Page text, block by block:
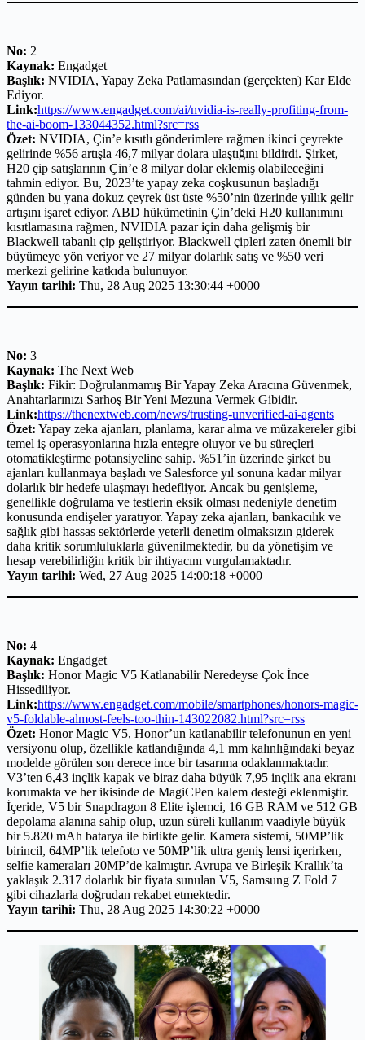
No: 2
Kaynak: Engadget
Başlık: NVIDIA, Yapay Zeka Patlamasından (gerçekten) Kar Elde
Ediyor.
Link:https://www.engadget.com/ai/nvidia-is-really-profiting-from-
the-ai-boom-133044352.html?src=rss
Özet: NVIDIA, Çin’e kısıtlı gönderimlere rağmen ikinci çeyrekte
gelirinde %56 artışla 46,7 milyar dolara ulaştığını bildirdi. Şirket,
H20 çip satışlarının Çin’e 8 milyar dolar eklemiş olabileceğini
tahmin ediyor. Bu, 2023’te yapay zeka coşkusunun başladığı
günden bu yana dokuz çeyrek üst üste %50’nin üzerinde yıllık gelir
artışını işaret ediyor. ABD hükümetinin Çin’deki H20 kullanımını
kısıtlamasına rağmen, NVIDIA pazar için daha gelişmiş bir
Blackwell tabanlı çip geliştiriyor. Blackwell çipleri zaten önemli bir
büyümeye yön veriyor ve 27 milyar dolarlık satış ve %50 veri
merkezi gelirine katkıda bulunuyor.
Yayın tarihi: Thu, 28 Aug 2025 13:30:44 +0000
No: 3
Kaynak: The Next Web
Başlık: Fikir: Doğrulanmamış Bir Yapay Zeka Aracına Güvenmek,
Anahtarlarınızı Sarhoş Bir Yeni Mezuna Vermek Gibidir.
Link:https://thenextweb.com/news/trusting-unverified-ai-agents
Özet: Yapay zeka ajanları, planlama, karar alma ve müzakereler gibi
temel iş operasyonlarına hızla entegre oluyor ve bu süreçleri
otomatikleştirme potansiyeline sahip. %51’in üzerinde şirket bu
ajanları kullanmaya başladı ve Salesforce yıl sonuna kadar milyar
dolarlık bir hedefe ulaşmayı hedefliyor. Ancak bu genişleme,
genellikle doğrulama ve testlerin eksik olması nedeniyle denetim
konusunda endişeler yaratıyor. Yapay zeka ajanları, bankacılık ve
sağlık gibi hassas sektörlerde yeterli denetim olmaksızın giderek
daha kritik sorumluluklarla güvenilmektedir, bu da yönetişim ve
hesap verebilirliğin kritik bir ihtiyacını vurgulamaktadır.
Yayın tarihi: Wed, 27 Aug 2025 14:00:18 +0000
No: 4
Kaynak: Engadget
Başlık: Honor Magic V5 Katlanabilir Neredeyse Çok İnce
Hissediliyor.
Link:https://www.engadget.com/mobile/smartphones/honors-magic-
v5-foldable-almost-feels-too-thin-143022082.html?src=rss
Özet: Honor Magic V5, Honor’un katlanabilir telefonunun en yeni
versiyonu olup, özellikle katlandığında 4,1 mm kalınlığındaki beyaz
modelde görülen son derece ince bir tasarıma odaklanmaktadır.
V3’ten 6,43 inçlik kapak ve biraz daha büyük 7,95 inçlik ana ekranı
korumakta ve her ikisinde de MagiCPen kalem desteği eklenmiştir.
İçeride, V5 bir Snapdragon 8 Elite işlemci, 16 GB RAM ve 512 GB
depolama alanına sahip olup, uzun süreli kullanım vaadiyle büyük
bir 5.820 mAh batarya ile birlikte gelir. Kamera sistemi, 50MP’lik
birincil, 64MP’lik telefoto ve 50MP’lik ultra geniş lensi içerirken,
selfie kameraları 20MP’de kalmıştır. Avrupa ve Birleşik Krallık’ta
yaklaşık 2.317 dolarlık bir fiyata sunulan V5, Samsung Z Fold 7
gibi cihazlarla doğrudan rekabet etmektedir.
Yayın tarihi: Thu, 28 Aug 2025 14:30:22 +0000